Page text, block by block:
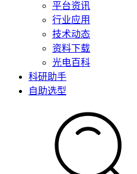
平台资讯
行业应用
技术动态
资料下载
光电百科
科研助手
自助选型